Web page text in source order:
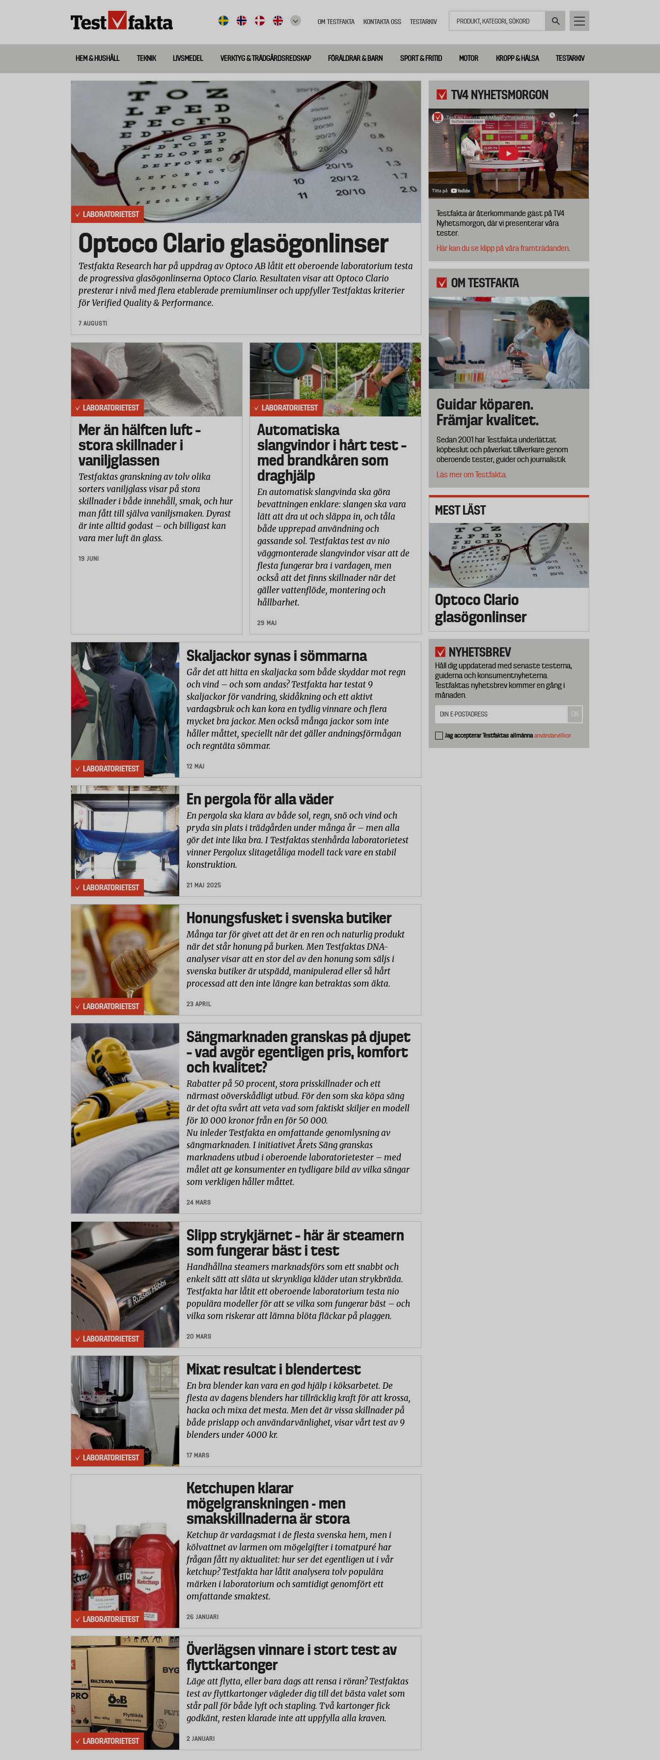
meny
OM TESTFAKTA KONTAKTA OSS TESTARKIV
Huvudmeny
ny
HEM & HUSHÅLL TEKNIK LIVSMEDEL VERKTYG & TRÄDGÅRDSREDSKAP FÖRÄLDRAR & BARN SPORT & FRITID MOTOR KROPP & HÄLSA TESTARKIV
LABORATORIETEST
Optoco Clario glasögonlinser
Testfakta Research har på uppdrag av Optoco AB låtit ett oberoende laboratorium testa
de progressiva glasögonlinserna Optoco Clario. Resultaten visar att Optoco Clario
presterar i nivå med flera etablerade premiumlinser och uppfyller Testfaktas kriterier
för Verified Quality & Performance.
7 AUGUSTI
LABORATORIETEST
Mer än hälften luft –
stora skillnader i
vaniljglassen
Testfaktas granskning av tolv olika
sorters vaniljglass visar på stora
skillnader i både innehåll, smak, och hur
man fått till själva vaniljsmaken. Dyrast
är inte alltid godast – och billigast kan
vara mer luft än glass.
19 JUNI
LABORATORIETEST
Automatiska
slangvindor i hårt test –
med brandkåren som
draghjälp
En automatisk slangvinda ska göra
bevattningen enklare: slangen ska vara
lätt att dra ut och släppa in, och tåla
både upprepad användning och
gassande sol. Testfaktas test av nio
väggmonterade slangvindor visar att de
flesta fungerar bra i vardagen, men
också att det finns skillnader när det
gäller vattenflöde, montering och
hållbarhet.
29 MAJ
LABORATORIETEST
Skaljackor synas i sömmarna
Går det att hitta en skaljacka som både skyddar mot regn
och vind – och som andas? Testfakta har testat 9
skaljackor för vandring, skidåkning och ett aktivt
vardagsbruk och kan kora en tydlig vinnare och flera
mycket bra jackor. Men också många jackor som inte
håller måttet, speciellt när det gäller andningsförmågan
och regntäta sömmar.
12 MAJ
LABORATORIETEST
En pergola för alla väder
En pergola ska klara av både sol, regn, snö och vind och
pryda sin plats i trädgården under många år – men alla
gör det inte lika bra. I Testfaktas stenhårda laboratorietest
vinner Pergolux slitagetåliga modell tack vare en stabil
konstruktion.
21 MAJ 2025
LABORATORIETEST
Honungsfusket i svenska butiker
Många tar för givet att det är en ren och naturlig produkt
när det står honung på burken. Men Testfaktas DNA-
analyser visar att en stor del av den honung som säljs i
svenska butiker är utspädd, manipulerad eller så hårt
processad att den inte längre kan betraktas som äkta.
23 APRIL
Sängmarknaden granskas på djupet
– vad avgör egentligen pris, komfort
och kvalitet?
Rabatter på 50 procent, stora prisskillnader och ett
närmast oöverskådligt utbud. För den som ska köpa säng
är det ofta svårt att veta vad som faktiskt skiljer en modell
för 10 000 kronor från en för 50 000.
Nu inleder Testfakta en omfattande genomlysning av
sängmarknaden. I initiativet Årets Säng granskas
marknadens utbud i oberoende laboratorietester – med
målet att ge konsumenter en tydligare bild av vilka sängar
som verkligen håller måttet.
24 MARS
LABORATORIETEST
Slipp strykjärnet – här är steamern
som fungerar bäst i test
Handhållna steamers marknadsförs som ett snabbt och
enkelt sätt att släta ut skrynkliga kläder utan strykbräda.
Testfakta har låtit ett oberoende laboratorium testa nio
populära modeller för att se vilka som fungerar bäst – och
vilka som riskerar att lämna blöta fläckar på plaggen.
20 MARS
LABORATORIETEST
Mixat resultat i blendertest
En bra blender kan vara en god hjälp i köksarbetet. De
flesta av dagens blenders har tillräcklig kraft för att krossa,
hacka och mixa det mesta. Men det är vissa skillnader på
både prislapp och användarvänlighet, visar vårt test av 9
blenders under 4000 kr.
17 MARS
LABORATORIETEST
Ketchupen klarar
mögelgranskningen - men
smakskillnaderna är stora
Ketchup är vardagsmat i de flesta svenska hem, men i
kölvattnet av larmen om mögelgifter i tomatpuré har
frågan fått ny aktualitet: hur ser det egentligen ut i vår
ketchup? Testfakta har låtit analysera tolv populära
märken i laboratorium och samtidigt genomfört ett
omfattande smaktest.
26 JANUARI
LABORATORIETEST
Överlägsen vinnare i stort test av
flyttkartonger
Läge att flytta, eller bara dags att rensa i röran? Testfaktas
test av flyttkartonger vägleder dig till det bästa valet som
står pall för både lyft och stapling. Två kartonger fick
godkänt, resten klarade inte att uppfylla alla kraven.
2 JANUARI
TV4 NYHETSMORGON
Testfakta är återkommande gäst på TV4
Nyhetsmorgon, där vi presenterar våra
tester.
Här kan du se klipp på våra framträdanden​​​​.
OM TESTFAKTA
Guidar köparen.
Främjar kvalitet.
Sedan 2001 har Testfakta underlättat
köpbeslut och påverkat tillverkare genom
oberoende tester, guider och journalistik.
Läs mer om Testfakta.
MEST LÄST
Optoco Clario
glasögonlinser
NYHETSBREV
Håll dig uppdaterad med senaste testerna,
guiderna och konsumentnyheterna.
Testfaktas nyhetsbrev kommer en gång i
månaden.
Jag accepterar Testfaktas allmännaanvändarvillkor